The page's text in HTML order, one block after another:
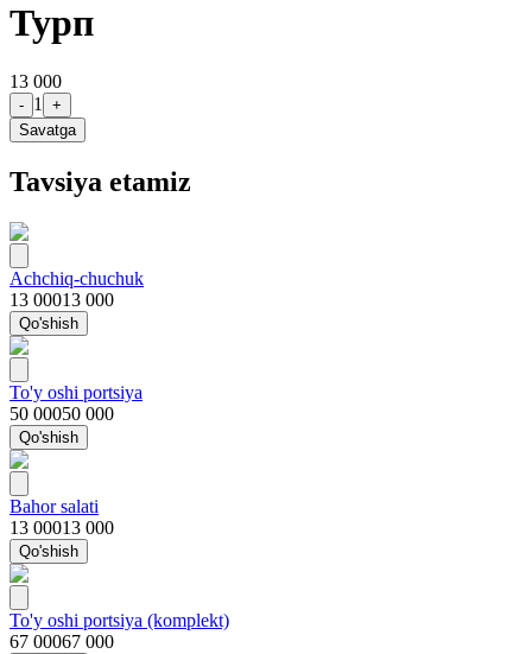
Турп
13 000
- 1
+
Savatga
Tavsiya etamiz
Achchiq-chuchuk
13 00013 000
Qo'shish
To'y oshi portsiya
50 00050 000
Qo'shish
Bahor salati
13 00013 000
Qo'shish
To'y oshi portsiya (komplekt)
67 00067 000